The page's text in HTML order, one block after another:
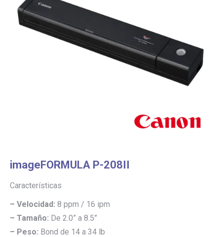
imageFORMULA P-208II
Características
– Velocidad: 8 ppm / 16 ipm
– Tamaño: De 2.0” a 8.5”
– Peso: Bond de 14 a 34 lb